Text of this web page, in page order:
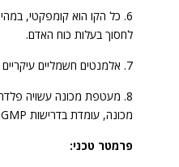
6. כל הקו הוא קומפקטי,
לחסוך בעלות כוח האדם.
7. אלמנטים חשמליים עיקריים מאמצים מותגים ידועים זרים.
מכונה, עומדת בדרישות GMP.
פרמטר טכני: